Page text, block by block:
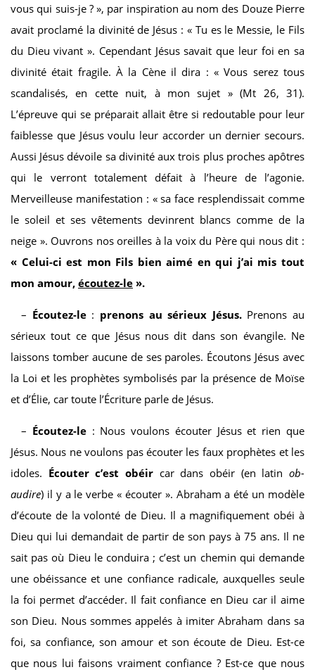
vous qui suis-je ? », par inspiration au nom des Douze Pierre
avait proclamé la divinité de Jésus : « Tu es le Messie, le Fils
du Dieu vivant ». Cependant Jésus savait que leur foi en sa
divinité était fragile. À la Cène il dira : « Vous serez tous
scandalisés, en cette nuit, à mon sujet » (Mt 26, 31).
L’épreuve qui se préparait allait être si redoutable pour leur
faiblesse que Jésus voulu leur accorder un dernier secours.
Aussi Jésus dévoile sa divinité aux trois plus proches apôtres
qui le verront totalement défait à l’heure de l’agonie.
Merveilleuse manifestation : « sa face resplendissait comme
le soleil et ses vêtements devinrent blancs comme de la
neige ». Ouvrons nos oreilles à la voix du Père qui nous dit :
« Celui-ci est mon Fils bien aimé en qui j’ai mis tout
mon amour, écoutez-le ».
– Écoutez-le: prenons au sérieux Jésus.Prenons au
sérieux tout ce que Jésus nous dit dans son évangile. Ne
laissons tomber aucune de ses paroles. Écoutons Jésus avec
la Loi et les prophètes symbolisés par la présence de Moïse
et d’Élie, car toute l’Écriture parle de Jésus.
– Écoutez-le: Nous voulons écouter Jésus et rien que
Jésus. Nous ne voulons pas écouter les faux prophètes et les
idoles. Écouter c’est obéir car dans obéir (en latinob-
audire) il y a le verbe « écouter ». Abraham a été un modèle
d’écoute de la volonté de Dieu. Il a magnifiquement obéi à
Dieu qui lui demandait de partir de son pays à 75 ans. Il ne
sait pas où Dieu le conduira ; c’est un chemin qui demande
une obéissance et une confiance radicale, auxquelles seule
la foi permet d’accéder. Il fait confiance en Dieu car il aime
son Dieu. Nous sommes appelés à imiter Abraham dans sa
foi, sa confiance, son amour et son écoute de Dieu. Est-ce
que nous lui faisons vraiment confiance ? Est-ce que nous